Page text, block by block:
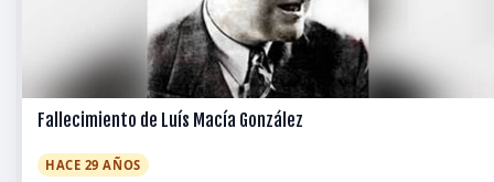
Fallecimiento de Luís Macía González
HACE 29 AÑOS